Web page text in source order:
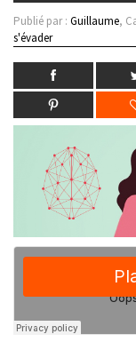
Publié par : Guillaume,
s'évader